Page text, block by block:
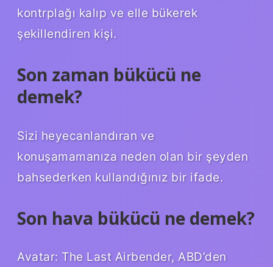
kontrplağı kalıp ve elle bükerek
şekillendiren kişi.
Son zaman bükücü ne
demek?
Sizi heyecanlandıran ve
konuşamamanıza neden olan bir şeyden
bahsederken kullandığınız bir ifade.
Son hava bükücü ne demek?
Avatar: The Last Airbender, ABD’den